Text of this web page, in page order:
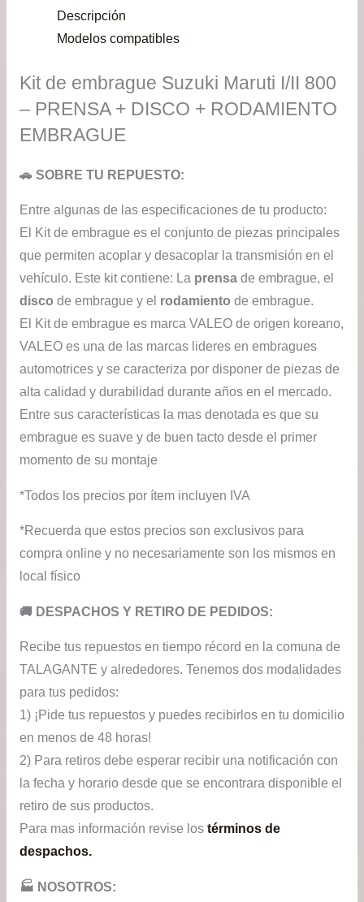
Descripción
Modelos compatibles
Kit de embrague Suzuki Maruti I/II 800
– PRENSA + DISCO + RODAMIENTO
EMBRAGUE
🚗 SOBRE TU REPUESTO:
Entre algunas de las especificaciones de tu producto:
El Kit de embrague es el conjunto de piezas principales
que permiten acoplar y desacoplar la transmisión en el
vehículo. Este kit contiene: La prensade embrague, el
disco de embrague y el rodamiento de embrague.
El Kit de embrague es marca VALEO de origen koreano,
VALEO es una de las marcas lideres en embragues
automotrices y se caracteriza por disponer de piezas de
alta calidad y durabilidad durante años en el mercado.
Entre sus características la mas denotada es que su
embrague es suave y de buen tacto desde el primer
momento de su montaje
*Todos los precios por ítem incluyen IVA
*Recuerda que estos precios son exclusivos para
compra online y no necesariamente son los mismos en
local físico
​🚚​ DESPACHOS Y RETIRO DE PEDIDOS:
Recibe tus repuestos en tiempo récord en la comuna de
TALAGANTE y alrededores. Tenemos dos modalidades
para tus pedidos:
1) ¡Pide tus repuestos y puedes recibirlos en tu domicilio
en menos de 48 horas!
2) Para retiros debe esperar recibir una notificación con
la fecha y horario desde que se encontrara disponible el
retiro de sus productos.
Para mas información revise los términos de
despachos.
🏭​ NOSOTROS: